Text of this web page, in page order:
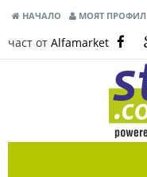
НАЧАЛО МОЯТ ПРОФИЛ
част от Alfamarket